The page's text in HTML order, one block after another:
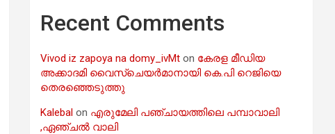
Recent Comments
Vivod iz zapoya na domy_ivMt on കേരള മീഡിയ
അക്കാദമി വൈസ്ചെയർമാനായി കെ.പി റെജിയെ
തെരഞ്ഞെടുത്തു
Kalebal on എരുമേലി പഞ്ചായത്തിലെ പമ്പാവാലി
,ഏഞ്ചൽ വാലി